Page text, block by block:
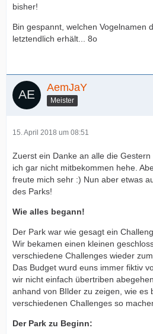
bisher!
Bin gespannt, welchen Vogelnamen
letztendlich erhält... 8o
AemJaY
Meister
15. April 2018 um 08:51
Zuerst ein Danke an alle die
ich gar nicht mitbekommen hehe.
freute mich sehr :) Nun aber etwas
des Parks!
Wie alles begann!
Der Park war wie gesagt ein
Wir bekamen einen kleinen
verschiedene Challenges wieder
Das Budget wurd euns immer fiktiv
wir nicht einfach übertriben
anhand von BIlder zu zeigen, wie es
verschiedenen Challenges so
Der Park zu Beginn: